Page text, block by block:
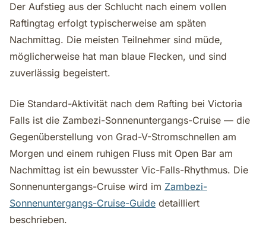
Der Aufstieg aus der Schlucht nach einem vollen
Raftingtag erfolgt typischerweise am späten
Nachmittag. Die meisten Teilnehmer sind müde,
möglicherweise hat man blaue Flecken, und sind
zuverlässig begeistert.
Die Standard-Aktivität nach dem Rafting bei Victoria
Falls ist die Zambezi-Sonnenuntergangs-Cruise — die
Gegenüberstellung von Grad-V-Stromschnellen am
Morgen und einem ruhigen Fluss mit Open Bar am
Nachmittag ist ein bewusster Vic-Falls-Rhythmus. Die
Sonnenuntergangs-Cruise wird im Zambezi-
Sonnenuntergangs-Cruise-Guide detailliert
beschrieben.